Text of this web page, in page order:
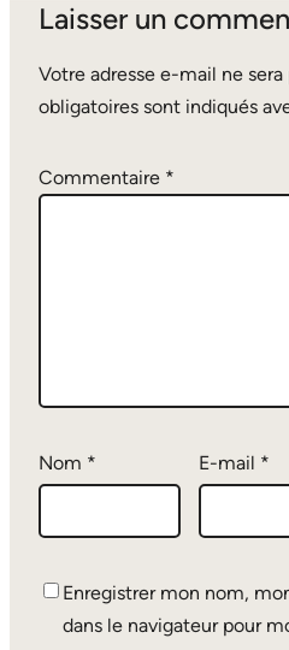
Laisser un
Votre adresse e-mail ne sera
obligatoires sont indiqués
Commentaire *
Nom * E-mail *
Enregistrer mon nom,
dans le navigateur pour